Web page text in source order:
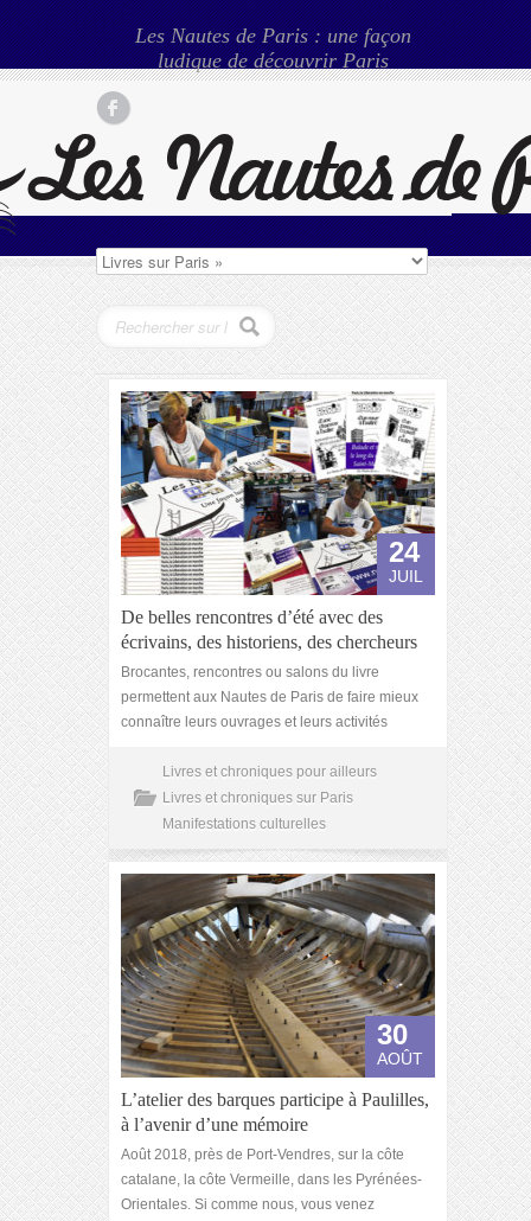
Les Nautes de Paris : une façon
ludique de découvrir Paris
24
JUIL
De belles rencontres d’été avec des
écrivains, des historiens, des chercheurs
Brocantes, rencontres ou salons du livre
permettent aux Nautes de Paris de faire mieux
connaître leurs ouvrages et leurs activités
Livres et chroniques pour ailleurs
Livres et chroniques sur Paris
Manifestations culturelles
30
AOÛT
L’atelier des barques participe à Paulilles,
à l’avenir d’une mémoire
Août 2018, près de Port-Vendres, sur la côte
catalane, la côte Vermeille, dans les Pyrénées-
Orientales. Si comme nous, vous venez